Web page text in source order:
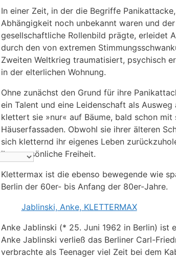
In einer Zeit, in der die Begriffe
Abhängigkeit noch unbekannt waren und
gesellschaftliche Rollenbild prägte, erleidet
durch den von extremen
Zweiten Weltkrieg traumatisiert, psychisch
in der elterlichen Wohnung.
Ohne zunächst den Grund für ihre
ein Talent und eine Leidenschaft als
klettert sie »nur« auf Bäume, bald schon
Häuserfassaden. Obwohl sie ihrer älteren
sich kletternd ihr eigenes Leben
ihre persönliche Freiheit.
Klettermax ist die ebenso bewegende wie
Berlin der 60er- bis Anfang der 80er-Jahre.
Jablinski, Anke, KLETTERMAX
Anke Jablinski (* 25. Juni 1962 in Berlin) ist
Anke Jablinski verließ das Berliner Carl-
verbrachte als Teenager viel Zeit bei dem